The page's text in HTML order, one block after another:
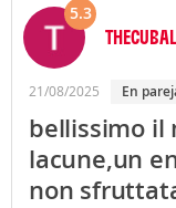
5.3
21/08/2025 en
bellissimo il
lacune,un
non